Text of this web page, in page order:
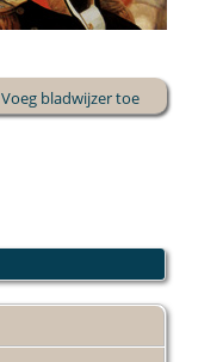
Voeg bladwijzer toe